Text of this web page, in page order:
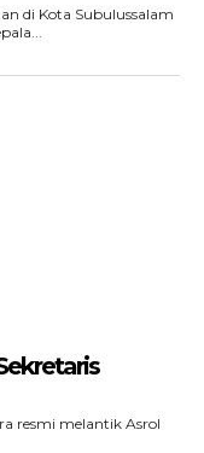
di Kota Subulussalam
resmi melantik Asrol